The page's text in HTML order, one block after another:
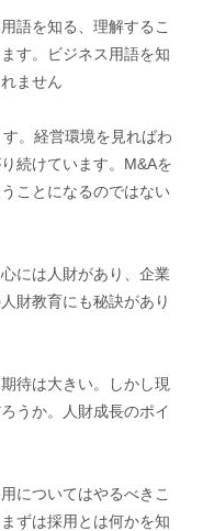
語を知る、理解するこ
す。ビジネス用語を知
ません
。経営環境を見ればわ
続けています。M&Aを
ことになるのではない
には人財があり、企業
財教育にも秘訣があり
待は大きい。しかし現
うか。人財成長のポイ
についてはやるべきこ
ずは採用とは何かを知